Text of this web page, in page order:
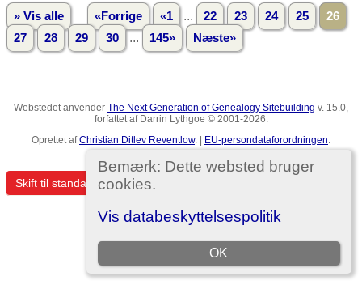
Bemærk: Dette websted bruger
cookies.
Vis databeskyttelsespolitik
OK
» Vis alle «Forrige «1 ... 22 23 24 25
26
27
28 29 30 ... 145» Næste»
Webstedet anvender The Next Generation of Genealogy Sitebuilding v. 15.0,
forfattet af Darrin Lythgoe © 2001-2026.
Oprettet afChristian Ditlev Reventlow. | EU-persondataforordningen.
Template no. 7
Skift til standardvisning